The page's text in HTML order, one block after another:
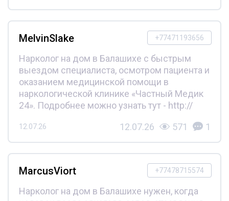
+77471193656
MelvinSlake
Нарколог на дом в Балашихе с быстрым
выездом специалиста, осмотром пациента и
оказанием медицинской помощи в
наркологической клинике «Частный Медик
24». Подробнее можно узнать тут - http://
12.07.26 12.07.26 571 1
+77478715574
MarcusViort
Нарколог на дом в Балашихе нужен, когда